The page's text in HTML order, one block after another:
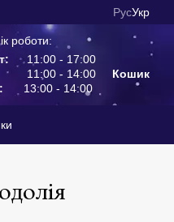
РусУкр
роботи:
11:00 - 17:00
11:00 - 14:00
13:00 - 14:00
Кошик